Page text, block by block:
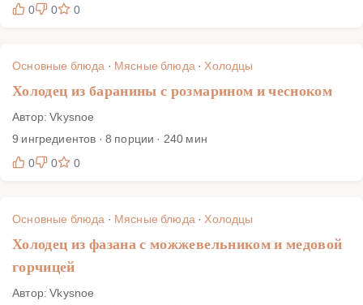
0
0 0
Основные блюда · Мясные блюда·Холодцы
Холодец из баранины с розмарином и чесноком
Автор: Vkysnoe
9 ингредиентов · 8 порции · 240 мин
0
0 0
Основные блюда · Мясные блюда·Холодцы
Холодец из фазана с можжевельником и медовой
горчицей
Автор: Vkysnoe